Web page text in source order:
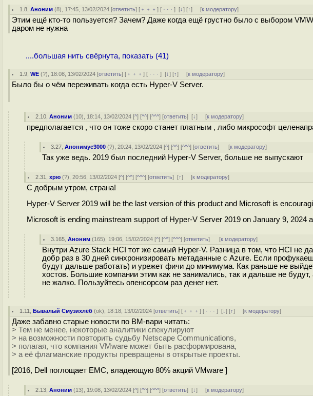
1.8 ,Аноним (8), 17:45, 13/02/2024 [ответить] [ ﹢﹢﹢] [ · · ·][↓] [↑] [к модератору]
Этим ещё кто-то пользуется? Зачем? Даже когда ещё грустно было с выбором
даром не нужна
....большая нить свёрнута, показать (41)
1.9 ,WE (?), 18:08, 13/02/2024 [ответить] [ ﹢﹢﹢] [ · · ·][↓] [↑] [к модератору]
Было бы о чём переживать когда есть Hyper-V Server.
2.10 ,Аноним (10), 18:14, 13/02/2024 [^] [^^] [^^^] [ответить][↓] [к модератору]
предполагается , что он тоже скоро станет платным , либо микрософт
3.27 ,Анонимус3000 (?), 20:24, 13/02/2024 [^] [^^] [^^^] [ответить] [к модератору]
Так уже ведь. 2019 был последний Hyper-V Server, больше не выпускают
2.31 ,хрю (?), 20:56, 13/02/2024 [^] [^^] [^^^] [ответить][↑] [к модератору]
С добрым утром, страна!
Hyper-V Server 2019 will be the last version of this product and Microsoft is
Microsoft is ending mainstream support of Hyper-V Server 2019 on January 9, 2024
3.165 ,Аноним (165), 19:06, 15/02/2024 [^] [^^] [^^^] [ответить] [к модератору]
Внутри Azure Stack HCI тот же самый Hyper-V. Разница в том, что HCI не
добр раз в 30 дней синхронизировать метаданные с Azure. Если
будут дальше работать) и урежет фичи до минимума. Как раньше не
хостов. Большие компании этим как не занимались, так и дальше не
не жалко. Пользуйтесь опенсорсом раз денег нет.
1.11 ,Бывалый Смузихлёб (ok), 18:18, 13/02/2024 [ответить] [ ﹢﹢﹢] [ · · ·][↓] [↑] [к модератору]
Даже забавно старые новости по ВМ-вари читать:
> Тем не менее, некоторые аналитики спекулируют
> на возможности повторить судьбу Netscape Communications,
> полагая, что компания VMware может быть расформирована,
> а её флагманские продукты превращены в открытые проекты.
[2016, Dell поглощает EMC, владеющую 80% акций VMware ]
2.13 ,Аноним (13), 19:08, 13/02/2024 [^] [^^] [^^^] [ответить][↓] [к модератору]